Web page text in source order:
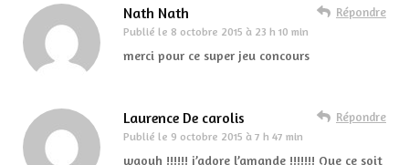
Nath Nath
Publié le 8 octobre 2015 à 23 h 10 min
Répondre
merci pour ce super jeu concours
Laurence De carolis
Publié le 9 octobre 2015 à 7 h 47 min
Répondre
waouh !!!!!! j’adore l’amande !!!!!!! Que ce soit